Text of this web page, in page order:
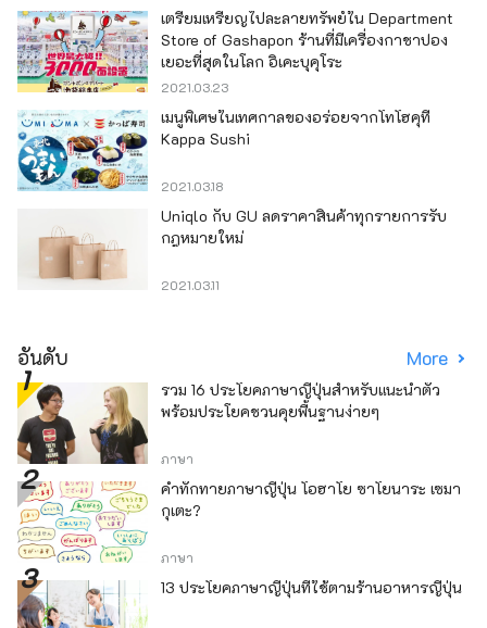
เตรียมเหรียญไปละลายทรัพย์ใน Department
Store of Gashapon ร้านที่มีเครื่องกาชาปอง
เยอะที่สุดในโลก อิเคะบุคุโระ
2021.03.23
เมนูพิเศษในเทศกาลของอร่อยจากโทโฮคุที่
Kappa Sushi
2021.03.18
Uniqlo กับ GU ลดราคาสินค้าทุกรายการรับ
กฎหมายใหม่
2021.03.11
อันดับ More
รวม 16 ประโยคภาษาญี่ปุ่นสำหรับแนะนำตัว
พร้อมประโยคชวนคุยพื้นฐานง่ายๆ
ภาษา
คำทักทายภาษาญี่ปุ่น โอฮาโย ซาโยนาระ เซมา
กุเตะ?
ภาษา
13 ประโยคภาษาญี่ปุ่นที่ใช้ตามร้านอาหารญี่ปุ่น